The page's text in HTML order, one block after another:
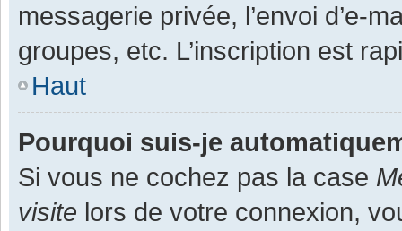
messagerie privée, l’envoi d’e-
groupes, etc. L’inscription est
Haut
Pourquoi suis-je
Si vous ne cochez pas la case
visite lors de votre connexion,